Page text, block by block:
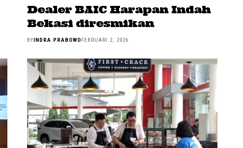
Dealer BAIC Harapan Indah
Bekasi diresmikan
BY INDRA PRABOWO FEBRUARI 2, 2026